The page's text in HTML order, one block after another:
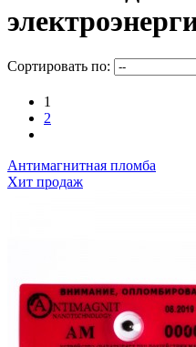
Сортировать по:
1
2
Антимагнитная пломба
Хит продаж